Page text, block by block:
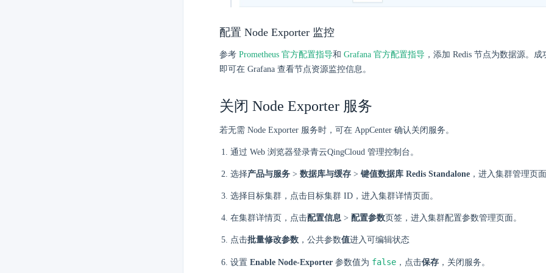
配置 Node Exporter 监控
参考 Prometheus 官方配置指导和 Grafana 官方配置指导 ，添加 Redis 节点为数据源。成
即可在 Grafana 查看节点资源监控信息。
关闭 Node Exporter 服务
若无需 Node Exporter 服务时，可在 AppCenter 确认关闭服务。
通过 Web 浏览器登录青云QingCloud 管理控制台。
选择产品与服务 > 数据库与缓存 > 键值数据库 Redis Standalone ，进入集群管理页面
选择目标集群，点击目标集群 ID，进入集群详情页面。
在集群详情页，点击配置信息 > 配置参数页签，进入集群配置参数管理页面。
点击批量修改参数 ，公共参数值进入可编辑状态
设置 Enable Node-Exporter 参数值为 false ，点击保存 ，关闭服务。